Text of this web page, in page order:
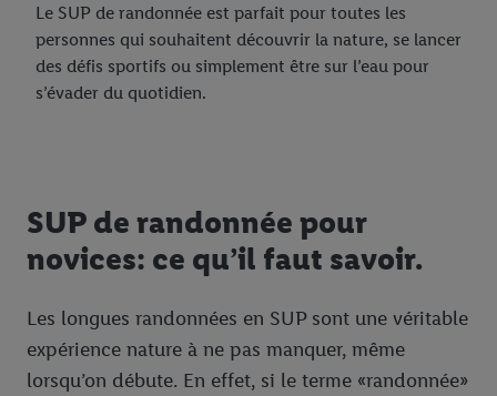
Le SUP de randonnée est parfait pour toutes les
personnes qui souhaitent découvrir la nature, se lancer
des défis sportifs ou simplement être sur l’eau pour
s’évader du quotidien.
SUP de randonnée pour
novices: ce qu’il faut savoir.
Les longues randonnées en SUP sont une véritable
expérience nature à ne pas manquer, même
lorsqu’on débute. En effet, si le terme «randonnée»